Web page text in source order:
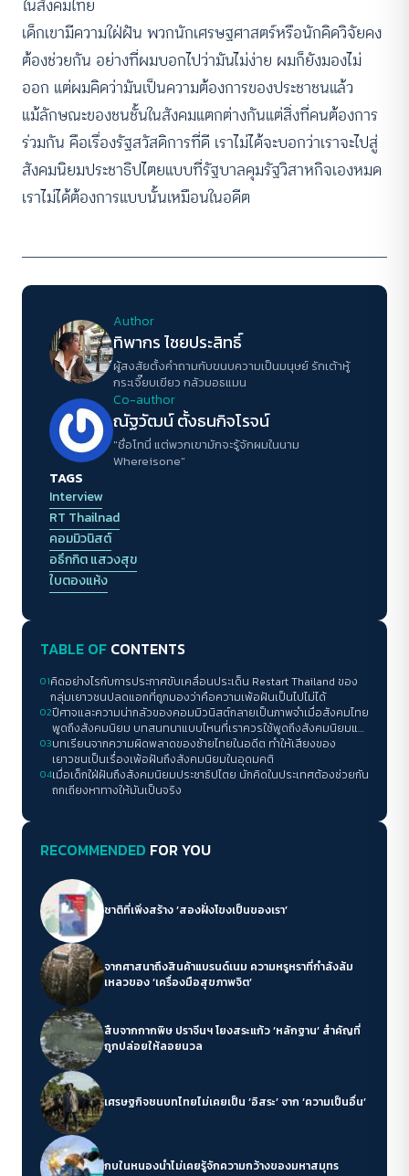
ในสังคมไทย
เด็กเขามีความใฝ่ฝัน พวกนักเศรษฐศาสตร์หรือนักคิดวิจัยคง
ต้องช่วยกัน อย่างที่ผมบอกไปว่ามันไม่ง่าย ผมก็ยังมองไม่
ออก แต่ผมคิดว่ามันเป็นความต้องการของประชาชนแล้ว
แม้ลักษณะของชนชั้นในสังคมแตกต่างกันแต่สิ่งที่คนต้องการ
ร่วมกัน คือเรื่องรัฐสวัสดิการที่ดี เราไม่ได้จะบอกว่าเราจะไปสู่
สังคมนิยมประชาธิปไตยแบบที่รัฐบาลคุมรัฐวิสาหกิจเองหมด
เราไม่ได้ต้องการแบบนั้นเหมือนในอดีต
Author
ทิพากร ไชย​ประสิทธิ์​
ผู้สงสัยตั้งคำถามกับขนบความเป็นมนุษย์ รักเต้าหู้
กระเจี๊ยบเขียว กลัวมอธแมน
Co-author
ณัฐวัฒน์ ตั้งธนกิจโรจน์
"ชื่อโทนี่ แต่พวกเขามักจะรู้จักผมในนาม
Whereisone"
TAGS
Interview
RT Thailnad
คอมมิวนิสต์
อธึกกิต แสวงสุข
ใบตองแห้ง
TABLE OF CONTENTS
01คิดอย่างไรกับการประกาศขับเคลื่อนประเด็น Restart Thailand ของ
กลุ่มเยาวชนปลดแอกที่ถูกมองว่าคือความเพ้อฝันเป็นไปไม่ได้
02ปีศาจและความน่ากลัวของคอมมิวนิสต์กลายเป็นภาพจำเมื่อสังคมไทย
พูดถึงสังคมนิยม บทสนทนาแบบไหนที่เราควรใช้พูดถึงสังคมนิยมและ
คอมมิวนิสต์
03บทเรียนจากความผิดพลาดของซ้ายไทยในอดีต ทำให้เสียงของ
เยาวชนเป็นเรื่องเพ้อฝันถึงสังคมนิยมในอุดมคติ
04เมื่อเด็กใฝ่ฝันถึงสังคมนิยมประชาธิปไตย นักคิดในประเทศต้องช่วยกัน
ถกเถียงหาทางให้มันเป็นจริง
RECOMMENDED FOR YOU
ชาติที่เพิ่งสร้าง ‘สองฝั่งโขงเป็นของเรา’
จากศาสนาถึงสินค้าแบรนด์เนม ความหรูหราที่กำลังล้ม
เหลวของ ‘เครื่องมือสุขภาพจิต’
สืบจากกากพิษ ปราจีนฯ โยงสระแก้ว ‘หลักฐาน’ สำคัญที่
ถูกปล่อยให้ลอยนวล
เศรษฐกิจชนบทไทยไม่เคยเป็น ‘อิสระ’ จาก ‘ความเป็นอื่น’
กบในหนองน้ำไม่เคยรู้จักความกว้างของมหาสมุทร